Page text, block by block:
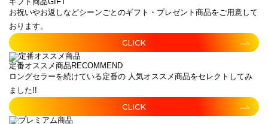
お祝いやお返しなどシーンごとのギフト・プレゼント商品をご用意して
おります。
CLICK
定番オススメ商品 RECOMMEND
ロングセラーを続けている定番の 人気オススメ商品をセレクトしてみ
ました!!
CLICK